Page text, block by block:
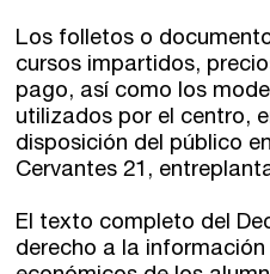
Los folletos o
cursos impartidos,
pago, así como los
utilizados por el centro,
disposición del público
Cervantes 21,
El texto completo del
derecho a la